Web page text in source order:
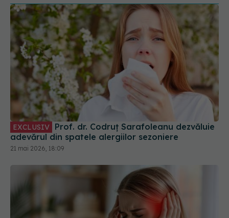
EXCLUSIV
adevărul din spatele alergiilor sezoniere
21 mai 2026, 18:09